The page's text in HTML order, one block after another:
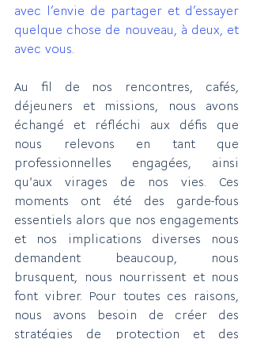
avec l’envie de partager et d’essayer
quelque chose de nouveau, à deux, et
avec vous.
Au fil de nos rencontres, cafés,
déjeuners et missions, nous avons
échangé et réfléchi aux défis que
nous relevons en tant que
professionnelles engagées, ainsi
qu'aux virages de nos vies. Ces
moments ont été des garde-fous
essentiels alors que nos engagements
et nos implications diverses nous
demandent beaucoup, nous
brusquent, nous nourrissent et nous
font vibrer. Pour toutes ces raisons,
nous avons besoin de créer des
stratégies de
protection et des